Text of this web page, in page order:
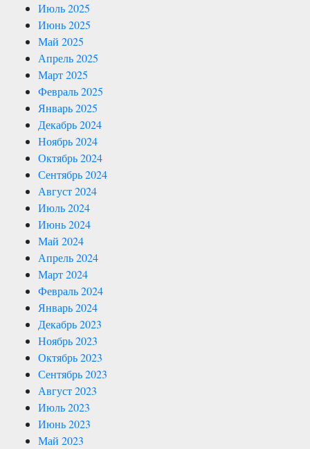
Июль 2025
Июнь 2025
Май 2025
Апрель 2025
Март 2025
Февраль 2025
Январь 2025
Декабрь 2024
Ноябрь 2024
Октябрь 2024
Сентябрь 2024
Август 2024
Июль 2024
Июнь 2024
Май 2024
Апрель 2024
Март 2024
Февраль 2024
Январь 2024
Декабрь 2023
Ноябрь 2023
Октябрь 2023
Сентябрь 2023
Август 2023
Июль 2023
Июнь 2023
Май 2023